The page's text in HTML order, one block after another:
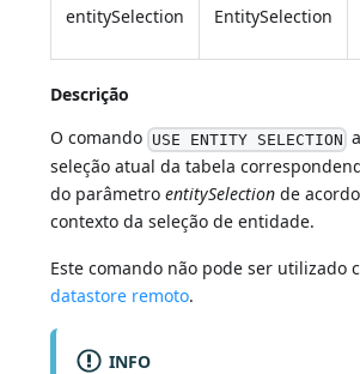
entitySelection EntitySelection
Descrição
O comando USE ENTITY SELECTION
seleção atual da tabela
do parâmetroentitySelection de
contexto da seleção de entidade.
Este comando não pode ser utilizado
datastore remoto.
INFO